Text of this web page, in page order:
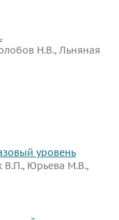
Н.В., Льняная
уровень
Юрьева М.В.,